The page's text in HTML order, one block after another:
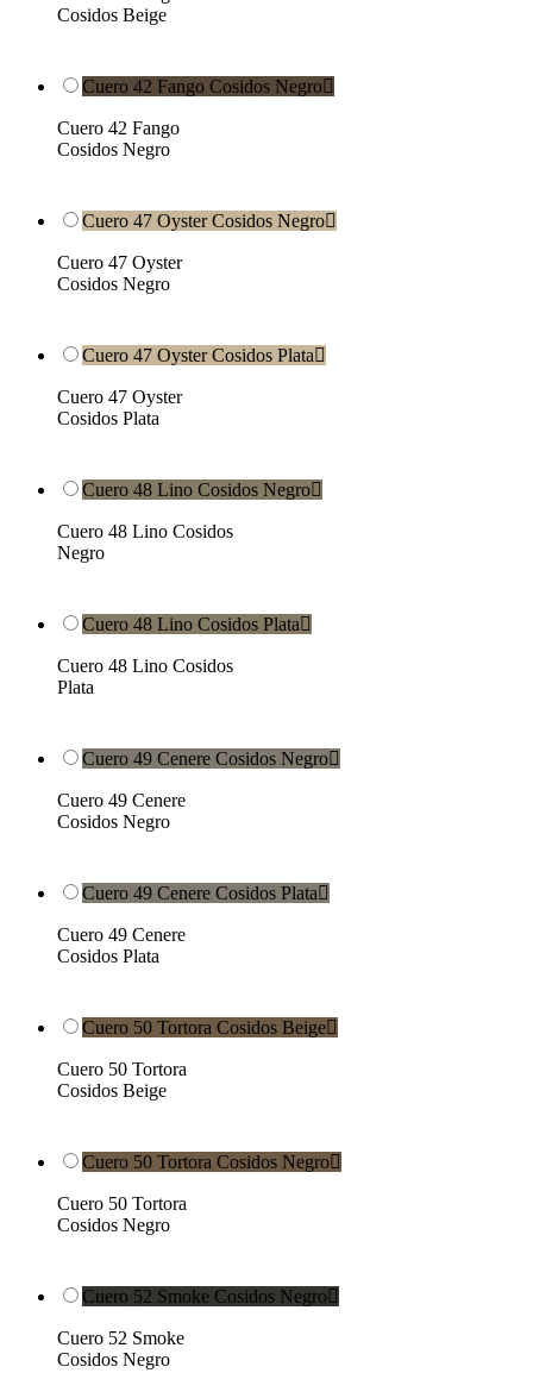
Cosidos Beige
Cuero 42 Fango Cosidos Negro
Cuero 42 Fango
Cosidos Negro
Cuero 47 Oyster Cosidos Negro
Cuero 47 Oyster
Cosidos Negro
Cuero 47 Oyster Cosidos Plata
Cuero 47 Oyster
Cosidos Plata
Cuero 48 Lino Cosidos Negro
Cuero 48 Lino Cosidos
Negro
Cuero 48 Lino Cosidos Plata
Cuero 48 Lino Cosidos
Plata
Cuero 49 Cenere Cosidos Negro
Cuero 49 Cenere
Cosidos Negro
Cuero 49 Cenere Cosidos Plata
Cuero 49 Cenere
Cosidos Plata
Cuero 50 Tortora Cosidos Beige
Cuero 50 Tortora
Cosidos Beige
Cuero 50 Tortora Cosidos Negro
Cuero 50 Tortora
Cosidos Negro
Cuero 52 Smoke Cosidos Negro
Cuero 52 Smoke
Cosidos Negro